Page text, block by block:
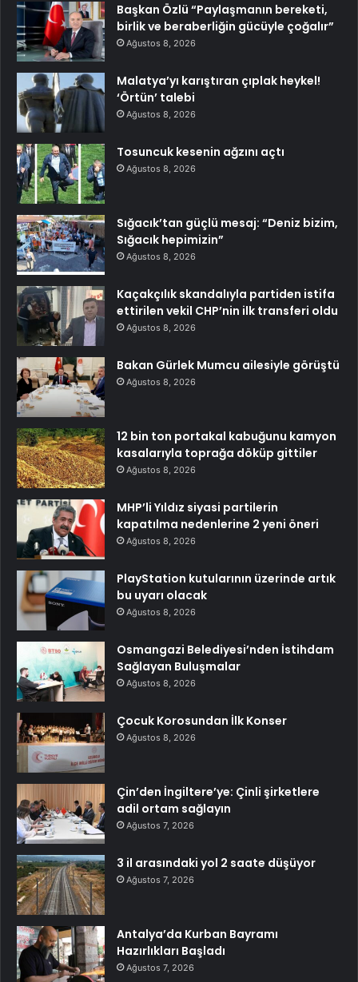
Başkan Özlü “Paylaşmanın bereketi,
birlik ve beraberliğin gücüyle çoğalır”
Ağustos 8, 2026
Malatya’yı karıştıran çıplak heykel!
‘Örtün’ talebi
Ağustos 8, 2026
Tosuncuk kesenin ağzını açtı
Ağustos 8, 2026
Sığacık’tan güçlü mesaj: “Deniz bizim,
Sığacık hepimizin”
Ağustos 8, 2026
Kaçakçılık skandalıyla partiden istifa
ettirilen vekil CHP’nin ilk transferi oldu
Ağustos 8, 2026
Bakan Gürlek Mumcu ailesiyle görüştü
Ağustos 8, 2026
12 bin ton portakal kabuğunu kamyon
kasalarıyla toprağa döküp gittiler
Ağustos 8, 2026
MHP’li Yıldız siyasi partilerin
kapatılma nedenlerine 2 yeni öneri
Ağustos 8, 2026
PlayStation kutularının üzerinde artık
bu uyarı olacak
Ağustos 8, 2026
Osmangazi Belediyesi’nden İstihdam
Sağlayan Buluşmalar
Ağustos 8, 2026
Çocuk Korosundan İlk Konser
Ağustos 8, 2026
Çin’den İngiltere’ye: Çinli şirketlere
adil ortam sağlayın
Ağustos 7, 2026
3 il arasındaki yol 2 saate düşüyor
Ağustos 7, 2026
Antalya’da Kurban Bayramı
Hazırlıkları Başladı
Ağustos 7, 2026